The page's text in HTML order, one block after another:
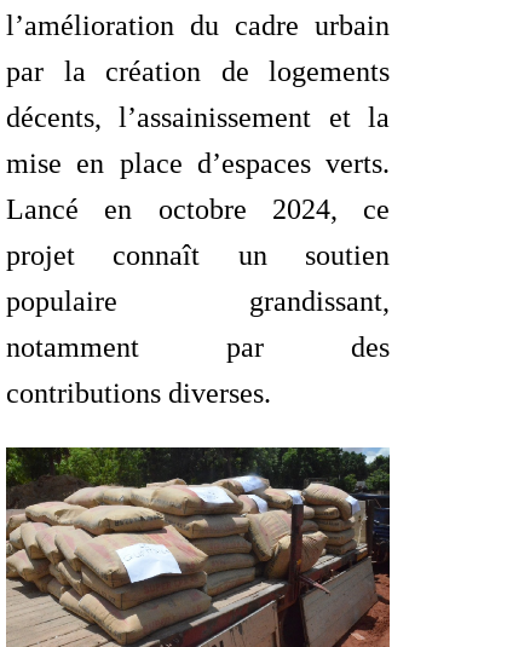
l’amélioration du cadre urbain
par la création de logements
décents, l’assainissement et la
mise en place d’espaces verts.
Lancé en octobre 2024, ce
projet connaît un soutien
populaire grandissant,
notamment par des
contributions diverses.